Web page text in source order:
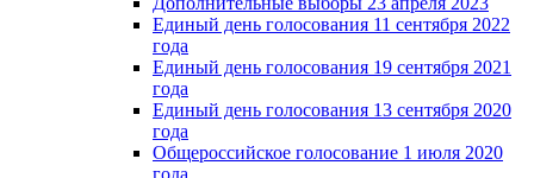
Единый день голосования 11 сентября 2022
года
Единый день голосования 19 сентября 2021
года
Единый день голосования 13 сентября 2020
года
Общероссийское голосование 1 июля 2020
года